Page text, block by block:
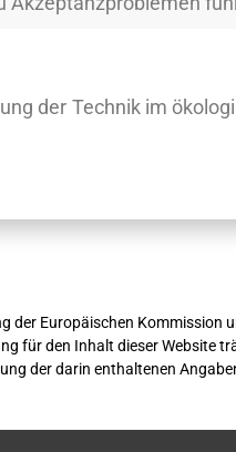
der Technik im
der Europäischen Kommission
für den Inhalt dieser Website
der darin enthaltenen